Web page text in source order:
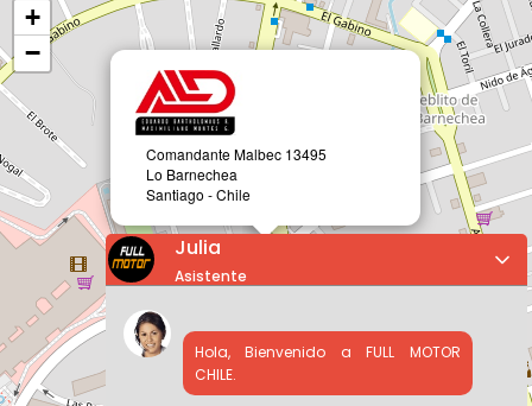
Comandante Malbec 13495
Lo Barnechea
Santiago - Chile
+
−
Julia
Asistente
Hola, Bienvenido a FULL MOTOR
CHILE.